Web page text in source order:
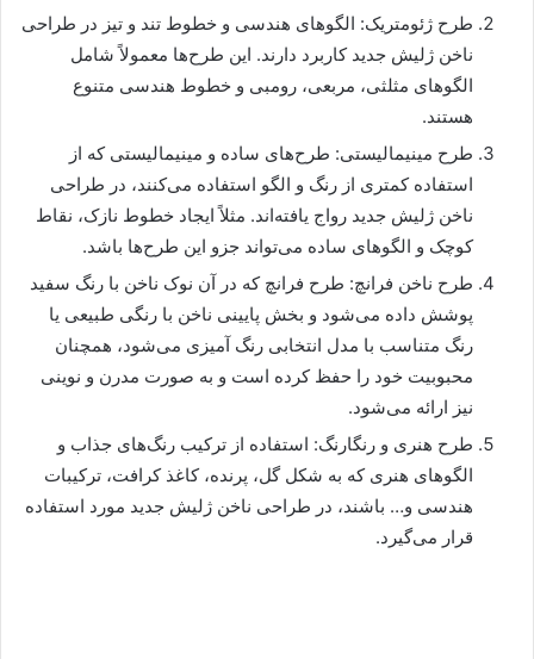
طرح ژئومتریک: الگوهای هندسی و خطوط تند و تیز در طراحی
ناخن ژلیش جدید کاربرد دارند. این طرح‌ها معمولاً شامل
الگوهای مثلثی، مربعی، رومبی و خطوط هندسی متنوع
هستند.
طرح مینیمالیستی: طرح‌های ساده و مینیمالیستی که از
استفاده کمتری از رنگ و الگو استفاده می‌کنند، در طراحی
ناخن ژلیش جدید رواج یافته‌اند. مثلاً ایجاد خطوط نازک، نقاط
کوچک و الگوهای ساده می‌تواند جزو این طرح‌ها باشد.
طرح ناخن فرانچ: طرح فرانچ که در آن نوک ناخن با رنگ سفید
پوشش داده می‌شود و بخش پایینی ناخن با رنگی طبیعی یا
رنگ متناسب با مدل انتخابی رنگ آمیزی می‌شود، همچنان
محبوبیت خود را حفظ کرده است و به صورت مدرن و نوینی
نیز ارائه می‌شود.
طرح هنری و رنگارنگ: استفاده از ترکیب رنگ‌های جذاب و
الگوهای هنری که به شکل گل، پرنده، کاغذ کرافت، ترکیبات
هندسی و… باشند، در طراحی ناخن ژلیش جدید مورد استفاده
قرار می‌گیرد.